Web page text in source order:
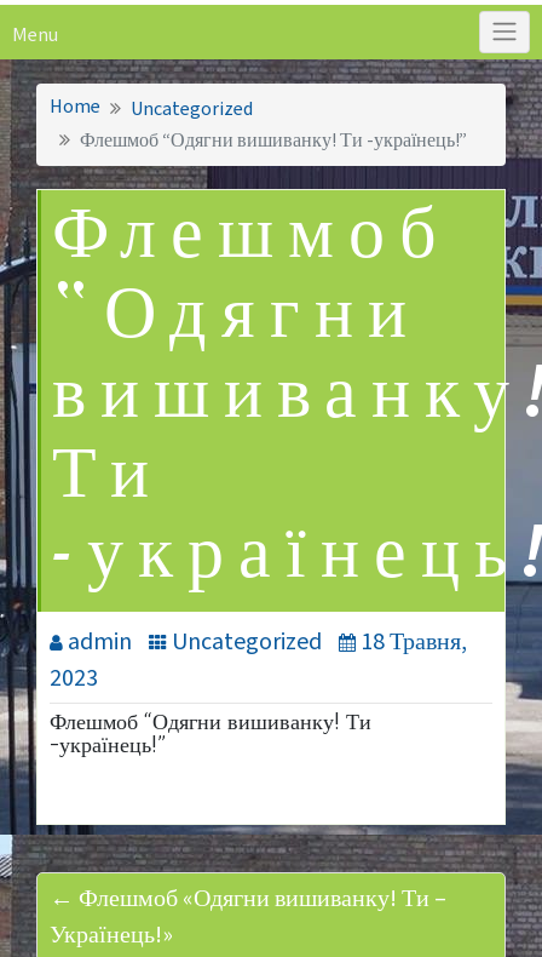
Menu
Home
Uncategorized
Флешмоб “Одягни вишиванку! Ти -українець!”
Флешмоб
“Одягни
Ти
-
admin Uncategorized
18 Травня,
2023
Флешмоб “Одягни вишиванку! Ти
-українець!”
← Флешмоб «Одягни вишиванку! Ти –
Українець!»